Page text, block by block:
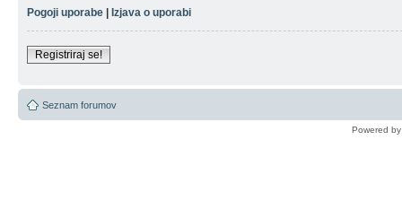
Pogoji uporabe
Izjava o uporabi
Registriraj se!
Seznam forumov
Powered